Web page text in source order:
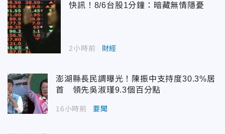
快訊！8/6台股1分鐘：暗藏無情隱憂
2小時前 財經
澎湖縣長民調曝光！陳振中支持度30.3%居
首 領先吳淑瑾9.3個百分點
16小時前 要聞